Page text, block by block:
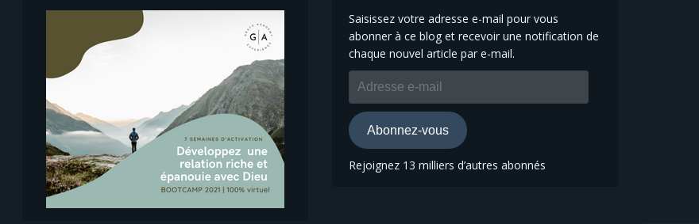
Saisissez votre adresse e-mail pour vous
abonner à ce blog et recevoir une notification de
chaque nouvel article par e-mail.
Adresse
e-
mail
Abonnez-vous
Rejoignez 13 milliers d’autres abonnés